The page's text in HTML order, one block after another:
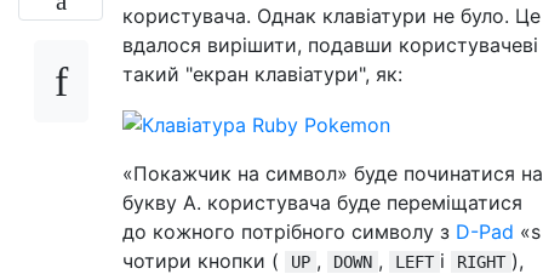
користувача. Однак клавіатури не було. Це
вдалося вирішити, подавши користувачеві
такий "екран клавіатури", як:
«Покажчик на символ» буде починатися на
букву А. користувача буде переміщатися
до кожного потрібного символу з D-Pad «s
чотири кнопки (
UP , DOWN , LEFT і RIGHT ),